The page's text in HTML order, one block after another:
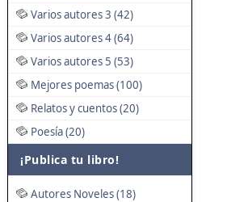
Varios autores 3 (42)
Varios autores 4 (64)
Varios autores 5 (53)
Mejores poemas (100)
Relatos y cuentos (20)
Poesía (20)
¡Publica tu libro!
Autores Noveles (18)